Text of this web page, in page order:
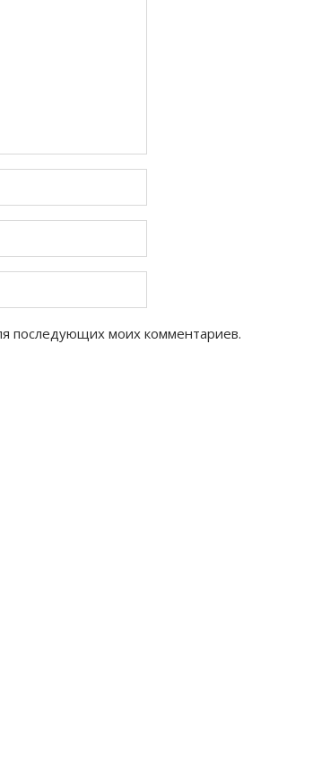
последующих моих комментариев.